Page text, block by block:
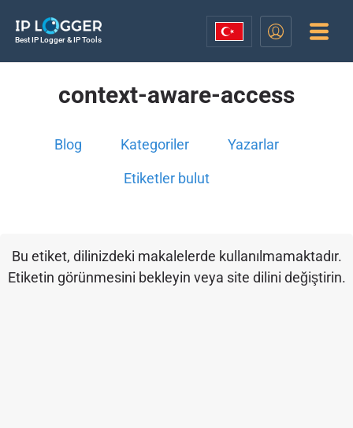
Best IP Logger & IP Tools
context-aware-access
Blog Kategoriler Yazarlar
Etiketler bulut